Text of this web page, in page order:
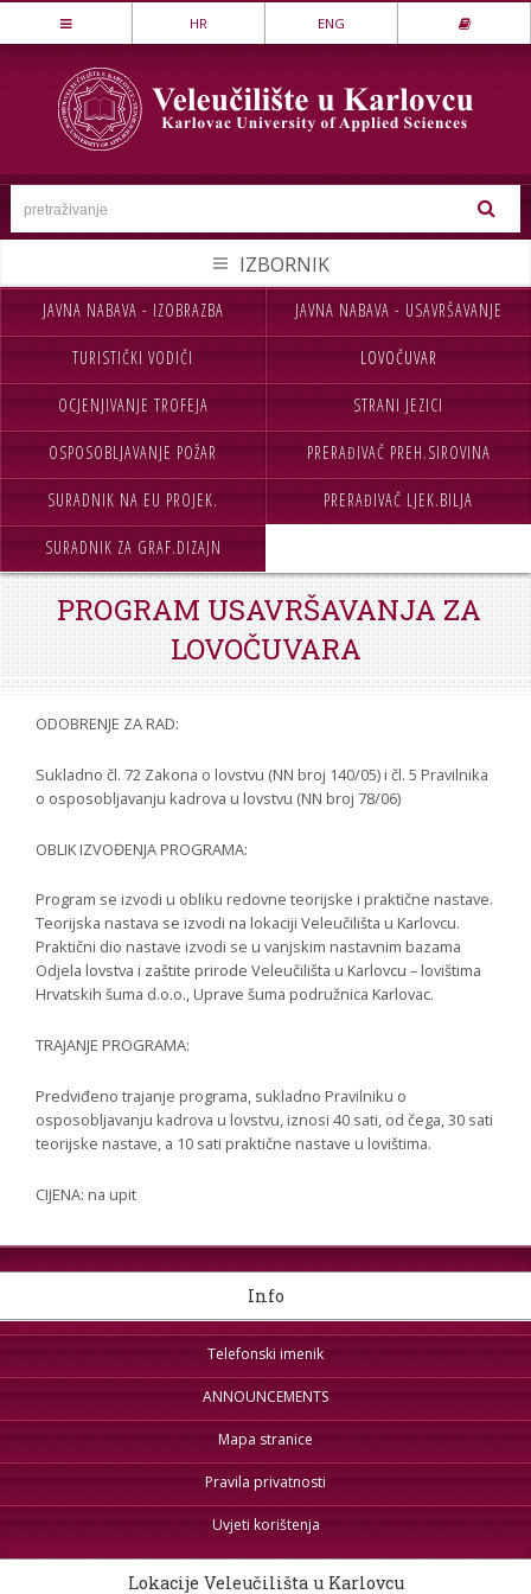
Stručni studij
LOVSTVO I ZAŠTITA PRIRODE
MEHATRONIKA
PREHRAMBENA TEHNOLOGIJA
SIGURNOST I ZAŠTITA
TEKSTILSTVO
UGOSTITELJSTVO
Specijalistički studij
POSLOVNO UPRAVLJANJE
SIGURNOST I ZAŠTITA
STROJARSTVO
HR ENG
HOME ADMISSION
ABOUT US STUDIES
STUDENTS INT.COOPERATION
LIFELONG ANNOUNCEMENTS
PROCURATION CONTACTS
ZRZZ
JAVNA NABAVA - IZOBRAZBA JAVNA NABAVA - USAVRŠAVANJE
TURISTIČKI VODIČI LOVOČUVAR
OCJENJIVANJE TROFEJA STRANI JEZICI
OSPOSOBLJAVANJE POŽAR PRERAĐIVAČ PREH.SIROVINA
SURADNIK NA EU PROJEK. PRERAĐIVAČ LJEK.BILJA
SURADNIK ZA GRAF.DIZAJN
PROGRAM USAVRŠAVANJA ZA
LOVOČUVARA
ODOBRENJE ZA RAD:
Sukladno čl. 72 Zakona o lovstvu (NN broj 140/05) i čl. 5 Pravilnika
o osposobljavanju kadrova u lovstvu (NN broj 78/06)
OBLIK IZVOĐENJA PROGRAMA:
Program se izvodi u obliku redovne teorijske i praktične nastave.
Teorijska nastava se izvodi na lokaciji Veleučilišta u Karlovcu.
Praktični dio nastave izvodi se u vanjskim nastavnim bazama
Odjela lovstva i zaštite prirode Veleučilišta u Karlovcu – lovištima
Hrvatskih šuma d.o.o., Uprave šuma podružnica Karlovac.
TRAJANJE PROGRAMA:
Predviđeno trajanje programa, sukladno Pravilniku o
osposobljavanju kadrova u lovstvu, iznosi 40 sati, od čega, 30 sati
teorijske nastave, a 10 sati praktične nastave u lovištima.
CIJENA: na upit
Info
Telefonski imenik
ANNOUNCEMENTS
Mapa stranice
Pravila privatnosti
Uvjeti korištenja
Lokacije Veleučilišta u Karlovcu